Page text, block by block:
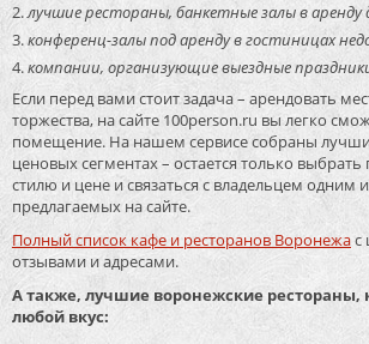
лучшие рестораны, банкетные залы в аренду
конференц-залы под аренду в гостиницах
компании, организующие выездные
Если перед вами стоит задача – арендовать
торжества, на сайте 100person.ru вы легко
помещение. На нашем сервисе собраны
ценовых сегментах – остается только
стилю и цене и связаться с владельцем одним
предлагаемых на сайте.
Полный список кафе и ресторанов Воронежас
отзывами и адресами.
А также, лучшие воронежские рестораны,
любой вкус: